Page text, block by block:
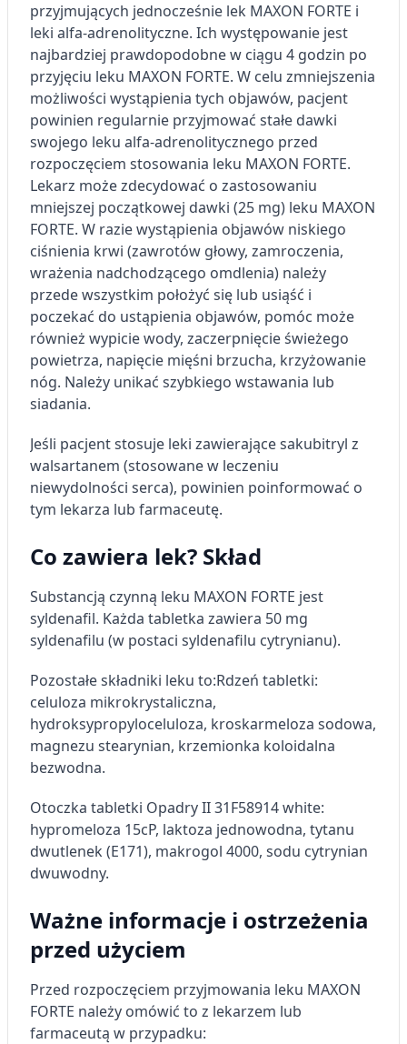
przyjmujących jednocześnie lek MAXON FORTE i
leki alfa-adrenolityczne. Ich występowanie jest
najbardziej prawdopodobne w ciągu 4 godzin po
przyjęciu leku MAXON FORTE. W celu zmniejszenia
możliwości wystąpienia tych objawów, pacjent
powinien regularnie przyjmować stałe dawki
swojego leku alfa-adrenolitycznego przed
rozpoczęciem stosowania leku MAXON FORTE.
Lekarz może zdecydować o zastosowaniu
mniejszej początkowej dawki (25 mg) leku MAXON
FORTE. W razie wystąpienia objawów niskiego
ciśnienia krwi (zawrotów głowy, zamroczenia,
wrażenia nadchodzącego omdlenia) należy
przede wszystkim położyć się lub usiąść i
poczekać do ustąpienia objawów, pomóc może
również wypicie wody, zaczerpnięcie świeżego
powietrza, napięcie mięśni brzucha, krzyżowanie
nóg. Należy unikać szybkiego wstawania lub
siadania.
Jeśli pacjent stosuje leki zawierające sakubitryl z
walsartanem (stosowane w leczeniu
niewydolności serca), powinien poinformować o
tym lekarza lub farmaceutę.
Co zawiera lek? Skład
Substancją czynną leku MAXON FORTE jest
syldenafil. Każda tabletka zawiera 50 mg
syldenafilu (w postaci syldenafilu cytrynianu).
Pozostałe składniki leku to:Rdzeń tabletki:
celuloza mikrokrystaliczna,
hydroksypropyloceluloza, kroskarmeloza sodowa,
magnezu stearynian, krzemionka koloidalna
bezwodna.
Otoczka tabletki Opadry II 31F58914 white:
hypromeloza 15cP, laktoza jednowodna, tytanu
dwutlenek (E171), makrogol 4000, sodu cytrynian
dwuwodny.
Ważne informacje i ostrzeżenia
przed użyciem
Przed rozpoczęciem przyjmowania leku MAXON
FORTE należy omówić to z lekarzem lub
farmaceutą w przypadku: